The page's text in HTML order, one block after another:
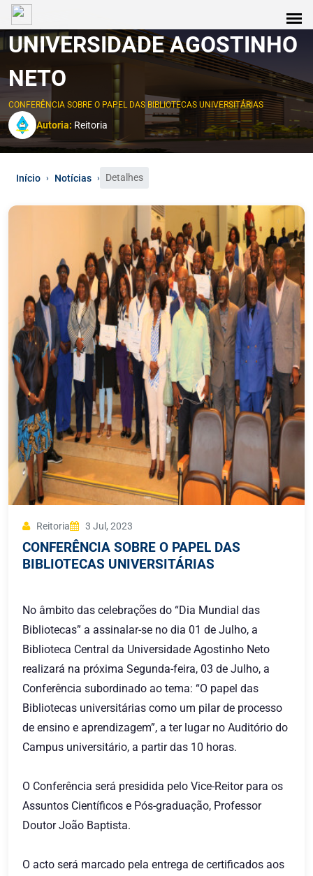
UNIVERSIDADE AGOSTINHO
NETO
CONFERÊNCIA SOBRE O PAPEL DAS BIBLIOTECAS UNIVERSITÁRIAS
Autoria: Reitoria
Início › Notícias › Detalhes
Reitoria 3 Jul, 2023
CONFERÊNCIA SOBRE O PAPEL DAS
BIBLIOTECAS UNIVERSITÁRIAS
No âmbito das celebrações do “Dia Mundial das
Bibliotecas” a assinalar-se no dia 01 de Julho, a
Biblioteca Central da Universidade Agostinho Neto
realizará na próxima Segunda-feira, 03 de Julho, a
Conferência subordinado ao tema: “O papel das
Bibliotecas universitárias como um pilar de processo
de ensino e aprendizagem”, a ter lugar no Auditório do
Campus universitário, a partir das 10 horas.
O Conferência será presidida pelo Vice-Reitor para os
Assuntos Científicos e Pós-graduação, Professor
Doutor João Baptista.
O acto será marcado pela entrega de certificados aos